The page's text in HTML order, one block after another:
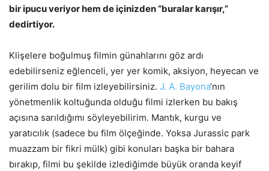
bir ipucu veriyor hem de içinizden “buralar karışır,”
dedirtiyor.
Klişelere boğulmuş filmin günahlarını göz ardı
edebilirseniz eğlenceli, yer yer komik, aksiyon, heyecan ve
gerilim dolu bir film izleyebilirsiniz. J. A. Bayona‘nın
yönetmenlik koltuğunda olduğu filmi izlerken bu bakış
açısına sarıldığımı söyleyebilirim. Mantık, kurgu ve
yaratıcılık (sadece bu film ölçeğinde. Yoksa Jurassic park
muazzam bir fikri mülk) gibi konuları başka bir bahara
bırakıp, filmi bu şekilde izlediğimde büyük oranda keyif